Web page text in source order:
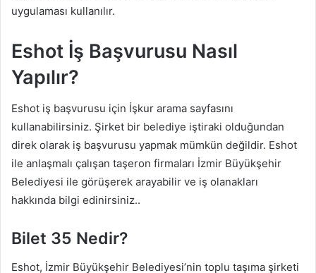
uygulaması kullanılır.
Eshot İş Başvurusu Nasıl
Yapılır?
Eshot iş başvurusu için İşkur arama sayfasını
kullanabilirsiniz. Şirket bir belediye iştiraki olduğundan
direk olarak iş başvurusu yapmak mümkün değildir. Eshot
ile anlaşmalı çalışan taşeron firmaları İzmir Büyükşehir
Belediyesi ile görüşerek arayabilir ve iş olanakları
hakkında bilgi edinirsiniz..
Bilet 35 Nedir?
Eshot, İzmir Büyükşehir Belediyesi’nin toplu taşıma şirketi